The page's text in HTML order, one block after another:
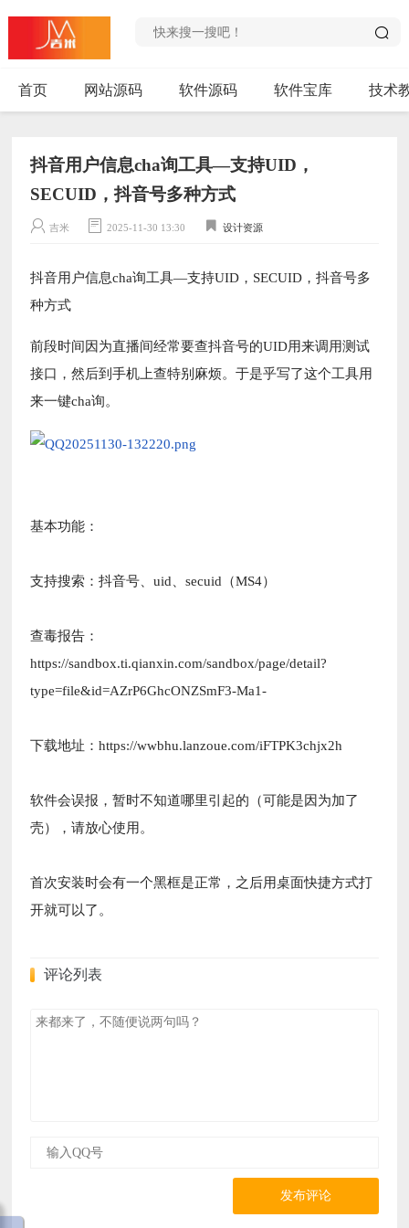
首页 网站源码 软件源码 软件宝库 技术
抖音用户信息cha询工具—支持UID，
SECUID，抖音号多种方式
吉米 2025-11-30 13:30 设计资源
抖音用户信息cha询工具—支持UID，SECUID，抖音号多
种方式
前段时间因为直播间经常要查抖音号的UID用来调用测试
接口，然后到手机上查特别麻烦。于是乎写了这个工具用
来一键cha询。
基本功能：
支持搜索：抖音号、uid、secuid（MS4）
查毒报告：
https://sandbox.ti.qianxin.com/sandbox/page/detail?
type=file&id=AZrP6GhcONZSmF3-Ma1-
下载地址：https://wwbhu.lanzoue.com/iFTPK3chjx2h
软件会误报，暂时不知道哪里引起的（可能是因为加了
壳），请放心使用。
首次安装时会有一个黑框是正常，之后用桌面快捷方式打
开就可以了。
评论列表
发布评论